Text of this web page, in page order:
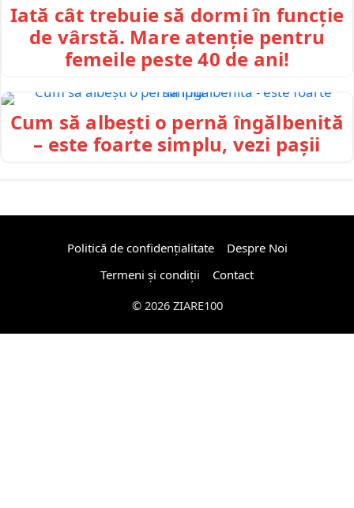
Iată cât trebuie să dormi în funcție
de vârstă. Mare atenție pentru
femeile peste 40 de ani!
Cum să albești o pernă îngălbenită
– este foarte simplu, vezi pașii
Politică de confidențialitate
Despre Noi
Termeni și condiții
Contact
© 2026 ZIARE100